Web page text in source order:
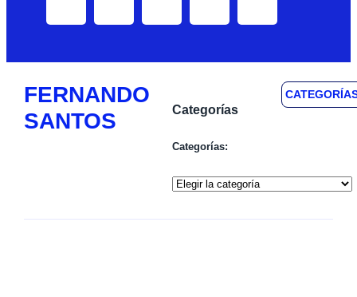
FERNANDO
SANTOS
Categorías
Categorías: